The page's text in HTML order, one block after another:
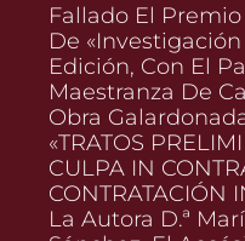
Fallado El
De
Edición, Con El
Maestranza De
Obra
«TRATOS
CULPA IN
CONTRATACIÓN
La Autora D.ª